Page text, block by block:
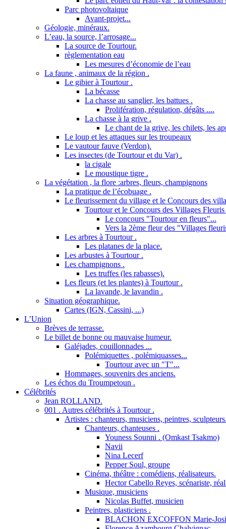
Parc photovoltaique
Avant-projet...
Géologie, minéraux.
L’eau, la source, l’arrosage...
La source de Tourtour.
règlementation eau
Les mesures d’économie de l’eau
La faune , animaux de la région .
Le gibier à Tourtour .
La bécasse
La chasse au sanglier, les battues .
Prolifération, régulation, dégâts ....
La chasse à la grive .
Le chant de la grive, les chilets, les
Le loup et les attaques sur les troupeaux
Le vautour fauve (Verdon).
Les insectes (de Tourtour et du Var) .
la cigale
Le moustique tigre .
La végétation , la flore :arbres, fleurs, champignons
La pratique de l’écobuage .
Le fleurissement du village et le Concours des
Tourtour et le Concours des Villages Fleuris
Le concours "Tourtour en fleurs"...
Vers la 2ème fleur des "Villages
Les arbres à Tourtour .
Les platanes de la place.
Les arbustes à Tourtour .
Les champignons .
Les truffes (les rabasses).
Les fleurs (et les plantes) à Tourtour .
La lavande, le lavandin .
Situation géographique.
Cartes (IGN, Cassini, ...)
L’Union
Brèves de terrasse.
Le billet de bonne ou mauvaise humeur.
Galéjades, couillonnades ...
Polémiquettes , polémiquasses...
Tourtour avec un "T"...
Hommages, souvenirs des anciens.
Les échos du Troumpetoun .
Célébrités
Jean ROLLAND.
001 . Autres célébrités à Tourtour .
Artistes : chanteurs, musiciens, peintres,
Chanteurs, chanteuses .
Youness Sounni . (Omkast Tsakmo)
Navii
Nina Lecerf
Pepper Soul, groupe
Cinéma, théâtre : comédiens, réalisateurs.
Hector Cabello Reyes, scénariste,
Musique, musiciens
Nicolas Buffet, musicien
Peintres, plasticiens .
BLACHON EXCOFFON Marie-